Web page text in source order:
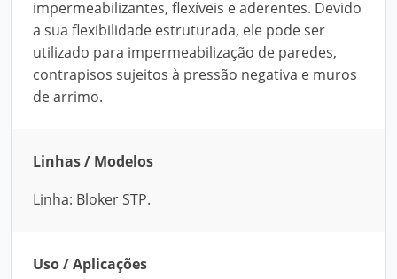
impermeabilizantes, flexíveis e aderentes. Devido
a sua flexibilidade estruturada, ele pode ser
utilizado para impermeabilização de paredes,
contrapisos sujeitos à pressão negativa e muros
de arrimo.
Linhas / Modelos
Linha: Bloker STP.
Uso / Aplicações